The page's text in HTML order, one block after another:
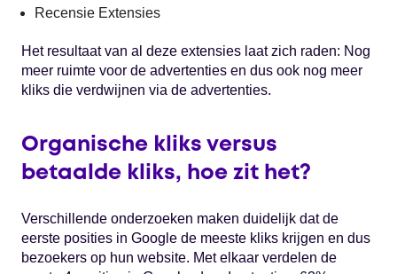
Recensie Extensies
Het resultaat van al deze extensies laat zich raden: Nog
meer ruimte voor de advertenties en dus ook nog meer
kliks die verdwijnen via de advertenties.
Organische kliks versus
betaalde kliks, hoe zit het?
Verschillende onderzoeken maken duidelijk dat de
eerste posities in Google de meeste kliks krijgen en dus
bezoekers op hun website. Met elkaar verdelen de